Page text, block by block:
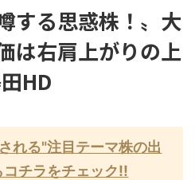
する思惑株！〟大
は右肩上がりの上
HD
れる"注目テーマ株の出
チラをチェック!!